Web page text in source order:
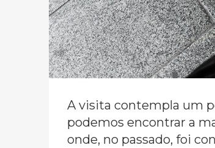
A visita contempla um
podemos encontrar a
onde, no passado, foi